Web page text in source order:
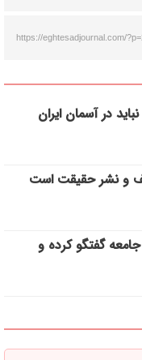
https://eghtesadjournal.com/
در آسمان ایران
و نشر حقیقت است
جامعه گفتگو کرده و